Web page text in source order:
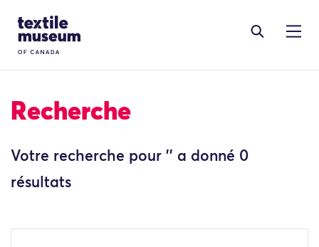
Site Logo
Recherche
Votre recherche pour '' a donné 0
résultats